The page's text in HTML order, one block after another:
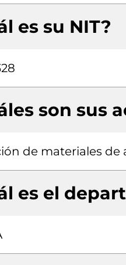
es su NIT?
son sus
de materiales de
es el